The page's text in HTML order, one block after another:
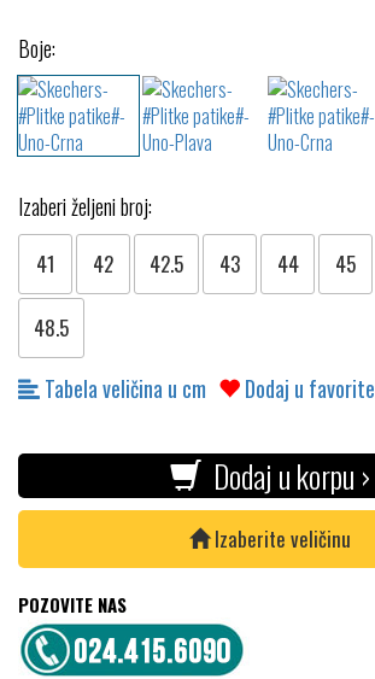
Boje:
Izaberi željeni broj:
41 42 42.5 43 44 45
48.5
Tabela veličina u cm Dodaj u favorite
Dodaj u korpu ›
Izaberite veličinu
POZOVITE NAS